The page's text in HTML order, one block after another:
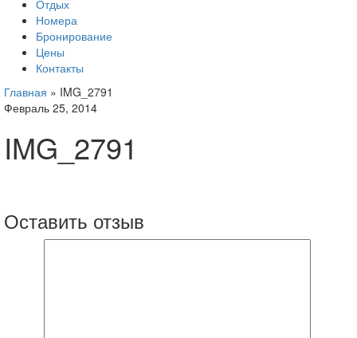
Отдых
Номера
Бронирование
Цены
Контакты
Главная » IMG_2791
Февраль 25, 2014
IMG_2791
Оставить отзыв